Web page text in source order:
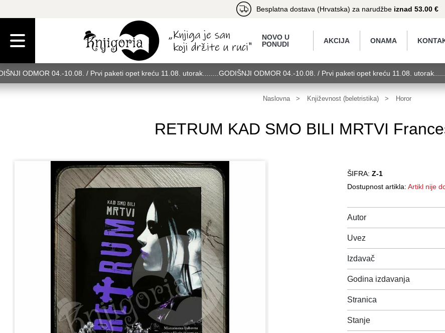
Besplatna dostava (Hrvatska) za narudžbeiznad 53.00 €
NOVO U
PONUDI
AKCIJA ONAMA
ODMOR 04.-10.08. / Prvi paketi opet kreću 11.08. utorak........GODIŠNJI ODMOR 04.-10.08. / Prvi paketi opet kreću 11.08.
ODMOR 04.-10.08. / Prvi paketi opet kreću 11.08. utorak........GODIŠNJI ODMOR 04.-10.08. / Prvi paketi opet kreću
utorak........GODIŠNJI ODMOR 04.-10.08. / Prvi paketi opet kreću 11.08. utorak........GODIŠNJI ODMOR 04.-10.08. / Prvi paketi opet
Naslovna Književnost (beletristika) Horor
RETRUM KAD SMO BILI MRTVI
ŠIFRA: Z-1
Dostupnost artikla: Artikl nije
Autor
Uvez
Izdavač
Godina izdavanja
Stranica
Stanje